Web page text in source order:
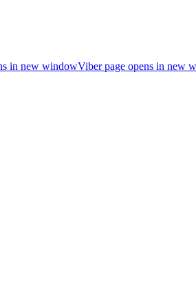
in new windowViber page opens in new